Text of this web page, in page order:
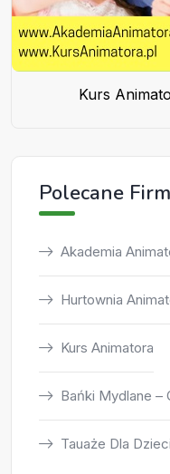
Kurs
Polecane
Akademia
Hurtownia
Kurs Animatora
Bańki Mydlane –
Tauaże Dla Dzieci